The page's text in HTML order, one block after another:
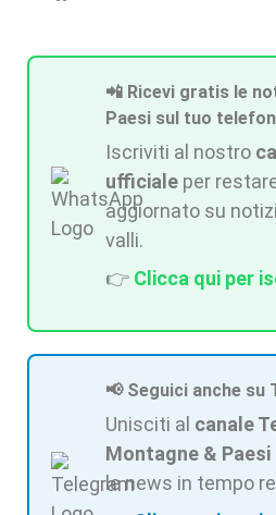
📲 Ricevi gratis le
Paesi sul tuo
Iscriviti al nostro
ufficiale per
aggiornato su
valli.
👉 Clicca qui per
📢 Seguici anche su
Unisciti al canale
Montagne & Paesi
le news in tempo